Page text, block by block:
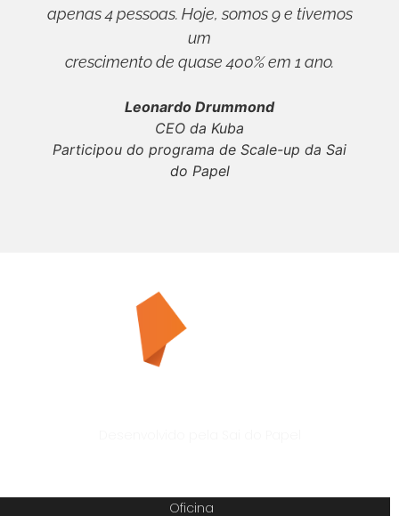
apenas 4 pessoas. Hoje, somos 9 e tivemos
um
crescimento de quase 400% em 1 ano.
Leonardo Drummond
CEO da Kuba
Participou do programa de Scale-up da Sai
do Papel
Oficina